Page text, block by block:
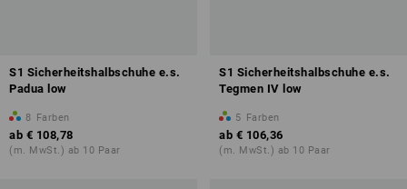
S1 Sicherheitshalbschuhe e.s.
Padua low
8 Farben
ab € 108,78
(m. MwSt.) ab 10 Paar
S1 Sicherheitshalbschuhe e.s.
Tegmen IV low
5 Farben
ab € 106,36
(m. MwSt.) ab 10 Paar